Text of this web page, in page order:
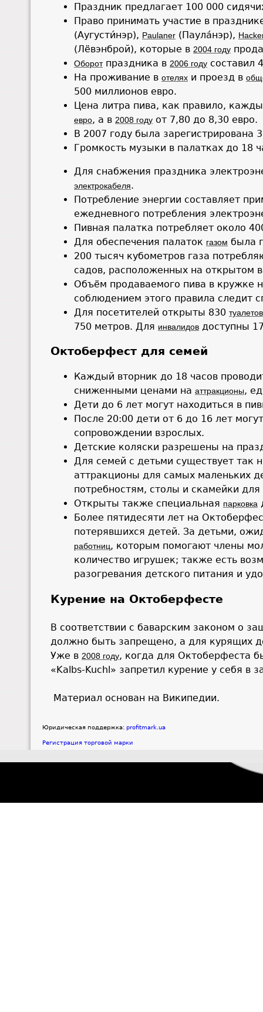
Праздник предлагает 100 000
Право принимать участие в
(Аугусти́нэр), Paulaner (Паула́нэр),
(Лёвэнброй), которые в 2004 году
Оборотпраздника в 2006 году составил
На проживание в отелях и проезд в
500 миллионов евро.
Цена литра пива, как правило,
евро, а в 2008 году от 7,80 до 8,30 евро.
В 2007 году была зарегистрирована
Громкость музыки в палатках до 18
Для снабжения праздника
электрокабеля.
Потребление энергии составляет
ежедневного потребления
Пивная палатка потребляет около
Для обеспечения палаток газом была
200 тысяч кубометров газа
садов, расположенных на открытом
Объём продаваемого пива в кружке
соблюдением этого правила следит
Для посетителей открыты 830 туалетов
750 метров. Для инвалидов доступны
Октоберфест для семей
Каждый вторник до 18 часов
сниженными ценами на аттракционы,
Дети до 6 лет могут находиться в
После 20:00 дети от 6 до 16 лет
сопровождении взрослых.
Детские коляски разрешены на
Для семей с детьми существует так
аттракционы для самых маленьких
потребностям, столы и скамейки
Открыты также специальная парковка
Более пятидесяти лет на
потерявшихся детей. За детьми,
работниц, которым помогают члены
количество игрушек; также есть
разогревания детского питания и
Курение на Октоберфесте
В соответствии с баварским законом о
должно быть запрещено, а для курящих
Уже в 2008 году, когда для Октоберфеста
«Kalbs-Kuchl» запретил курение у себя в
Материал основан на Википедии.
Юридическая поддержка: profitmark.ua
Регистрация торговой марки